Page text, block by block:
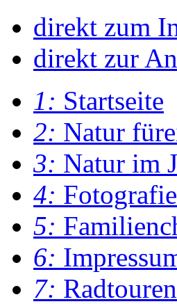
direkt zum
direkt zur
1: Startseite
2: Natur
3: Natur im
4: Fotografie
5:
6:
7: Radtouren